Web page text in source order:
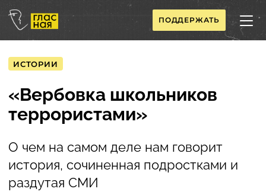
ПОДДЕРЖАТЬ
ИСТОРИИ
«Вербовка школьников
террористами»
О чем на самом деле нам говорит
история, сочиненная подростками и
раздутая СМИ